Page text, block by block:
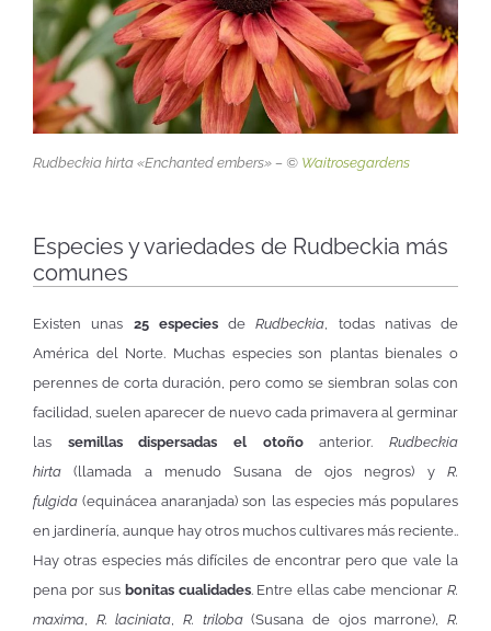
Rudbeckia hirta «Enchanted embers» – © Waitrosegardens
Especies y variedades de Rudbeckia más
comunes
Existen unas 25 especiesdeRudbeckia , todas nativas de
América del Norte. Muchas especies son plantas bienales o
perennes de corta duración, pero como se siembran solas con
facilidad, suelen aparecer de nuevo cada primavera al germinar
las semillas dispersadas el otoñoanterior.Rudbeckia
hirta (llamada a menudo Susana de ojos negros) y R.
fulgida (equinácea anaranjada) son las especies más populares
en jardinería, aunque hay otros muchos cultivares más reciente..
Hay otras especies más difíciles de encontrar pero que vale la
pena por sus bonitas cualidades. Entre ellas cabe mencionarR.
maxima
R. laciniata ,R. triloba(Susana de ojos marrone),R.